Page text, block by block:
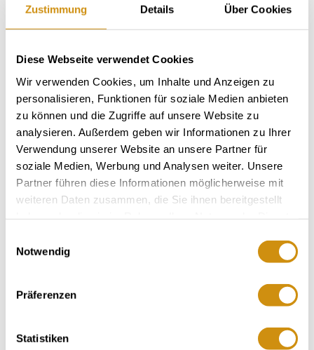
Zustimmung Details Über Cookies
Diese Webseite verwendet Cookies
Wir verwenden Cookies, um Inhalte und Anzeigen zu
personalisieren, Funktionen für soziale Medien anbieten
zu können und die Zugriffe auf unsere Website zu
analysieren. Außerdem geben wir Informationen zu Ihrer
Verwendung unserer Website an unsere Partner für
soziale Medien, Werbung und Analysen weiter. Unsere
Partner führen diese Informationen möglicherweise mit
weiteren Daten zusammen, die Sie ihnen bereitgestellt
Notwendig
Präferenzen
Statistiken
Weitere Infos & Downloads